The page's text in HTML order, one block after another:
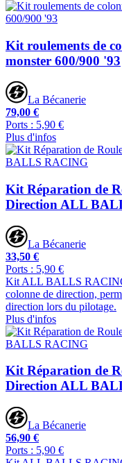
Kit roulements de
monster 600/900 '93
La Bécanerie
79,00 €
Ports : 5,90 €
Plus d'infos
Kit Réparation de
Direction ALL
La Bécanerie
33,50 €
Ports : 5,90 €
Kit ALL BALLS RACING
colonne de direction,
direction lors du pilotage.
Plus d'infos
Kit Réparation de
Direction ALL
La Bécanerie
56,90 €
Ports : 5,90 €